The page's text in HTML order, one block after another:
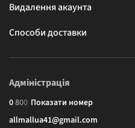
Видалення акаунта
Способи доставки
Адміністрація
0800 Показати номер
allmallua41@gmail.com